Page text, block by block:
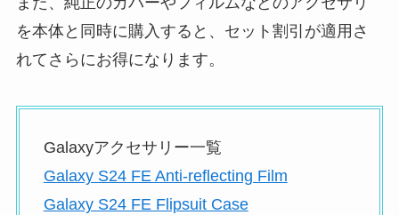
を本体と同時に購入すると、セット割引が適用さ
れてさらにお得になります。
Galaxyアクセサリー一覧
Galaxy S24 FE Anti-reflecting Film
Galaxy S24 FE Flipsuit Case